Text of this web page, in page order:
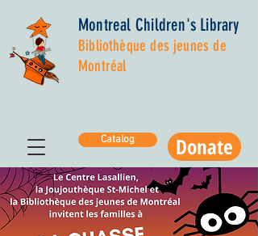
Montreal Children's Library
Bibliothèque des jeunes de
Montréal
Catalog Donate